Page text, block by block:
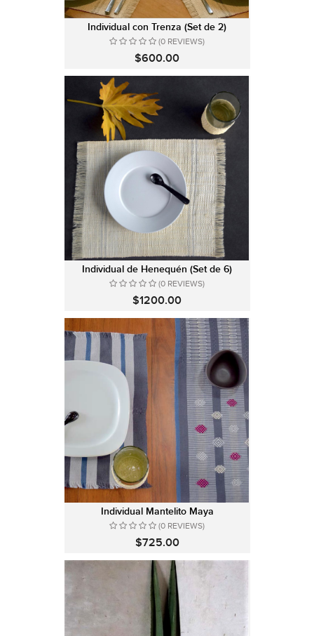
Individual con Trenza (Set de 2)
(0 REVIEWS)
$600.00
Individual de Henequén (Set de 6)
(0 REVIEWS)
$1200.00
Individual Mantelito Maya
(0 REVIEWS)
$725.00